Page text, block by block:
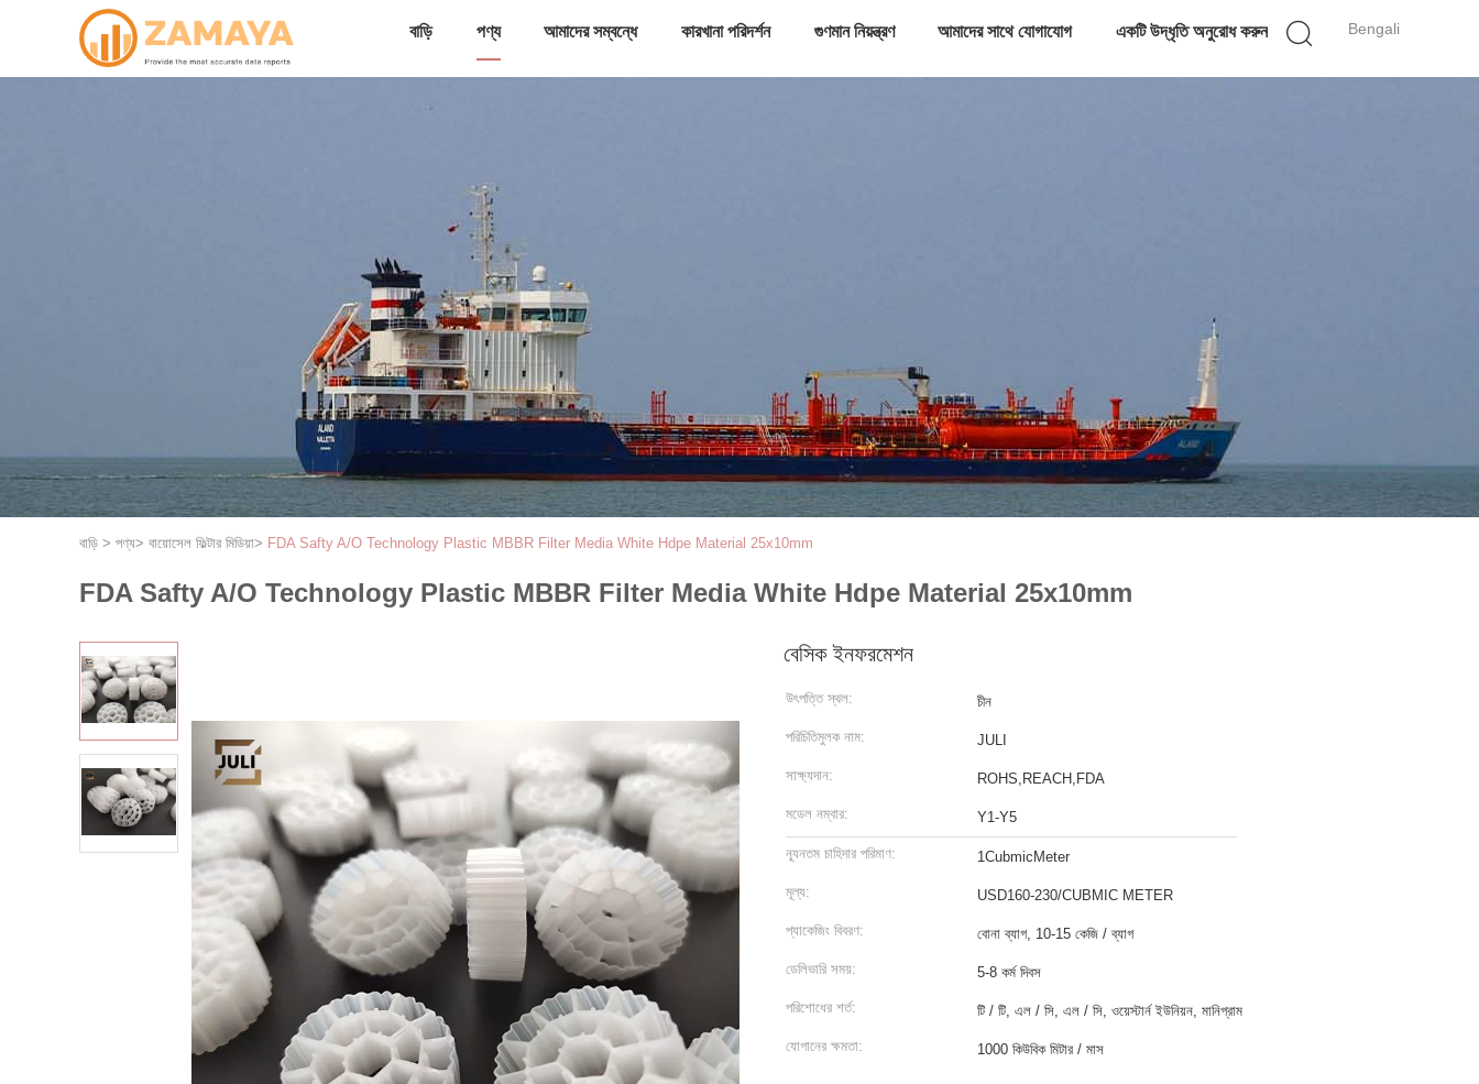
Bengali
বাড়ি পণ্য আমাদের সম্বন্ধে কারখানা পরিদর্শন গুণমান নিয়ন্ত্রণ আমাদের সাথে যোগাযোগ একটি উদ্ধৃতি অনুরোধ করুন
বাড়ি > পণ্য> বায়োসেল ফিল্টার মিডিয়া> FDA Safty A/O Technology Plastic MBBR Filter Media White Hdpe Material 25x10mm
FDA Safty A/O Technology Plastic MBBR Filter Media White Hdpe Material 25x10mm
বেসিক ইনফরমেশন
উৎপত্তি স্থল: চীন
পরিচিতিমুলক নাম: JULI
সাক্ষ্যদান: ROHS,REACH,FDA
মডেল নম্বার: Y1-Y5
ন্যূনতম চাহিদার পরিমাণ: 1CubmicMeter
মূল্য: USD160-230/CUBMIC METER
প্যাকেজিং বিবরণ: বোনা ব্যাগ, 10-15 কেজি / ব্যাগ
ডেলিভারি সময়: 5-8 কর্ম দিবস
পরিশোধের শর্ত: টি / টি, এল / সি, এল / সি, ওয়েস্টার্ন ইউনিয়ন, মানিগ্রাম
যোগানের ক্ষমতা: 1000 কিউবিক মিটার / মাস